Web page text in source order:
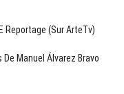
Reportage (sur ArteTv)
Manuel Álvarez Bravo